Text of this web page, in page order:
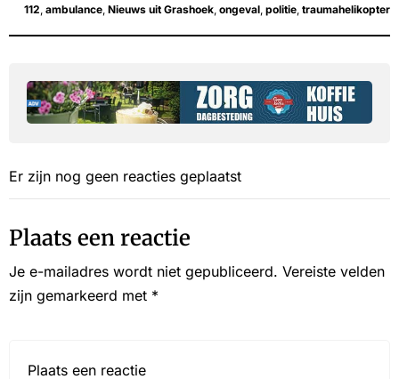
112 ambulance Nieuws uit Grashoek ongeval politie traumahelikopter
Er zijn nog geen reacties geplaatst
Plaats een reactie
Je e-mailadres wordt niet gepubliceerd. Vereiste velden
zijn gemarkeerd met *